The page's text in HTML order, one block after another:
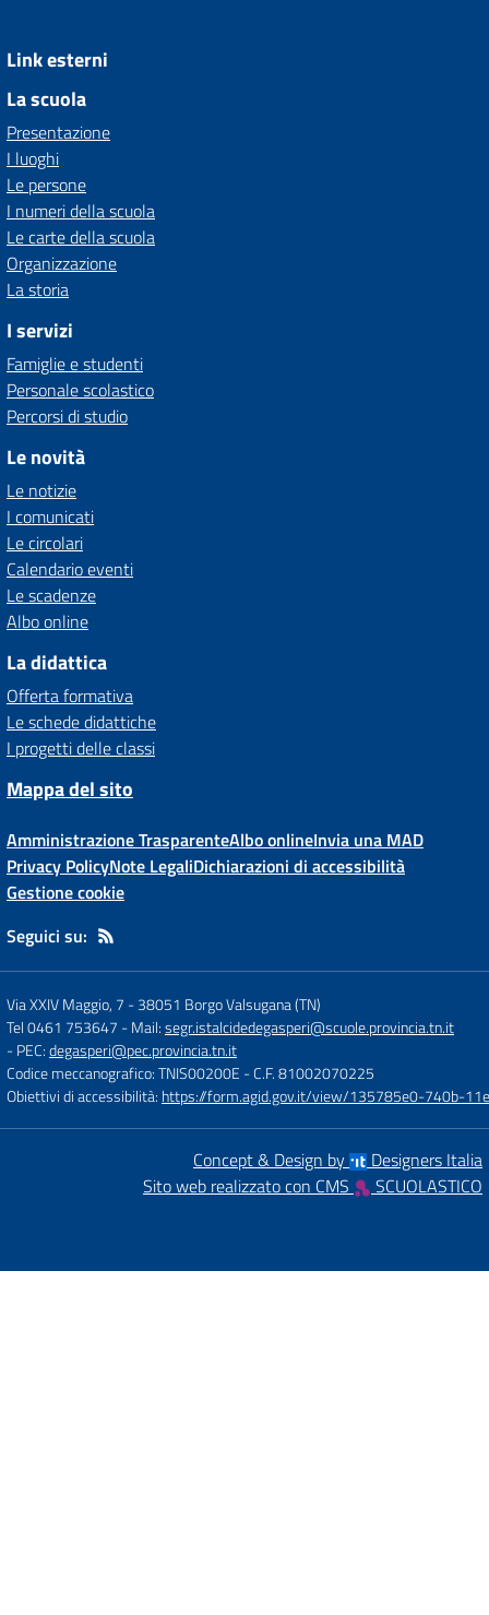
Link esterni
La scuola
Presentazione
I luoghi
Le persone
I numeri della scuola
Le carte della scuola
Organizzazione
La storia
I servizi
Famiglie e studenti
Personale scolastico
Percorsi di studio
Le novità
Le notizie
I comunicati
Le circolari
Calendario eventi
Le scadenze
Albo online
La didattica
Offerta formativa
Le schede didattiche
I progetti delle classi
Mappa del sito
Amministrazione TrasparenteAlbo onlineInvia una MAD
Privacy PolicyNote LegaliDichiarazioni di accessibilità
Gestione cookie
Seguici su:
Via XXIV Maggio, 7 -38051 Borgo Valsugana (TN)
Tel 0461 753647 - Mail:segr.istalcidedegasperi@scuole.provincia.tn.it
- PEC:degasperi@pec.provincia.tn.it
Codice meccanografico: TNIS00200E - C.F. 81002070225
Obiettivi di accessibilità: https://form.agid.gov.it/view/135785e0-740b-
Concept & Design by
Designers Italia
Sito web realizzato con CMS
SCUOLASTICO